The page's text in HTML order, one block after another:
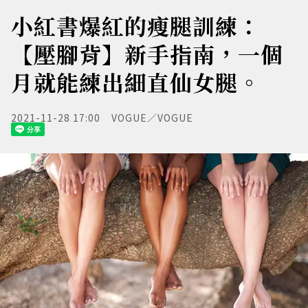
小紅書爆紅的瘦腿訓練：
【壓腳背】新手指南，一個
月就能練出細直仙女腿。
2021-11-28 17:00 VOGUE／VOGUE